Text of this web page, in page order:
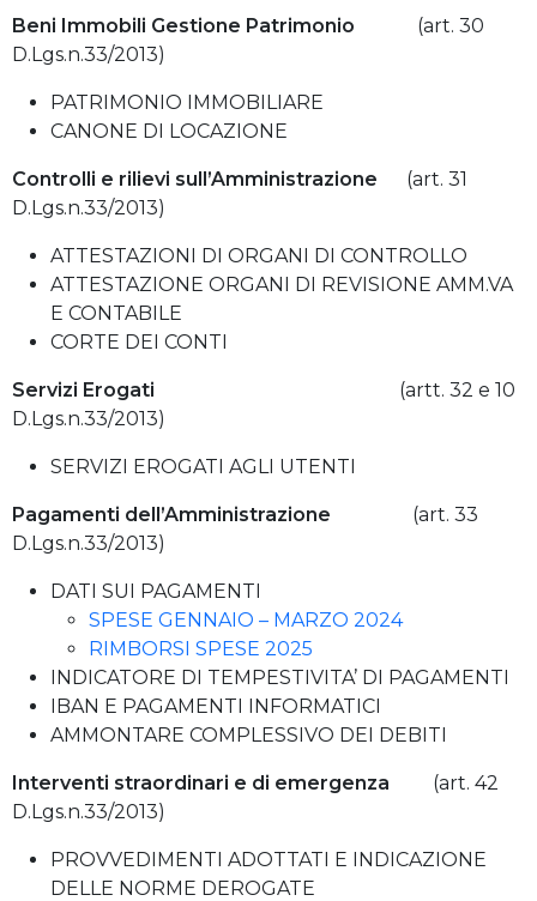
Beni Immobili Gestione Patrimonio (art. 30
D.Lgs.n.33/2013)
PATRIMONIO IMMOBILIARE
CANONE DI LOCAZIONE
Controlli e rilievi sull’Amministrazione (art. 31
D.Lgs.n.33/2013)
ATTESTAZIONI DI ORGANI DI CONTROLLO
ATTESTAZIONE ORGANI DI REVISIONE AMM.VA
E CONTABILE
CORTE DEI CONTI
Servizi Erogati (artt. 32 e 10
D.Lgs.n.33/2013)
SERVIZI EROGATI AGLI UTENTI
Pagamenti dell’Amministrazione (art. 33
D.Lgs.n.33/2013)
DATI SUI PAGAMENTI
SPESE GENNAIO – MARZO 2024
RIMBORSI SPESE 2025
INDICATORE DI TEMPESTIVITA’ DI PAGAMENTI
IBAN E PAGAMENTI INFORMATICI
AMMONTARE COMPLESSIVO DEI DEBITI
Interventi straordinari e di emergenza (art. 42
D.Lgs.n.33/2013)
PROVVEDIMENTI ADOTTATI E INDICAZIONE
DELLE NORME DEROGATE